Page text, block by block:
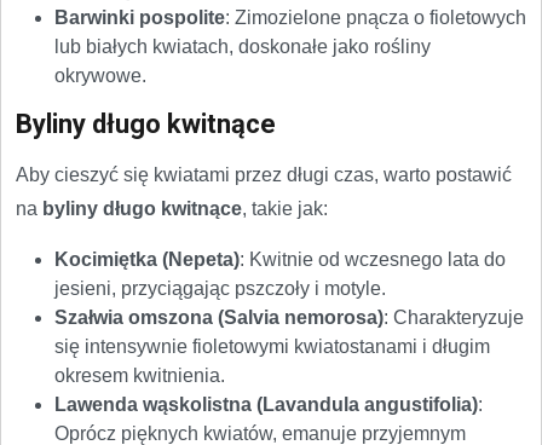
Barwinki pospolite: Zimozielone pnącza o fioletowych
lub białych kwiatach, doskonałe jako rośliny
okrywowe.
Byliny długo kwitnące
Aby cieszyć się kwiatami przez długi czas, warto postawić
na byliny długo kwitnące, takie jak:
Kocimiętka (Nepeta): Kwitnie od wczesnego lata do
jesieni, przyciągając pszczoły i motyle.
Szałwia omszona (Salvia nemorosa): Charakteryzuje
się intensywnie fioletowymi kwiatostanami i długim
okresem kwitnienia.
Lawenda wąskolistna (Lavandula angustifolia):
Oprócz pięknych kwiatów, emanuje przyjemnym